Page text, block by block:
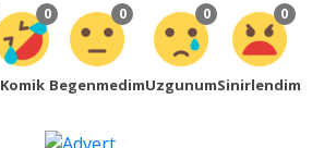
0
Komik
0
Begenmedim
0
Uzgunum
0
Sinirlendim